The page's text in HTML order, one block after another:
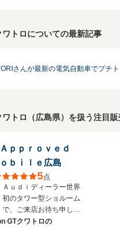
トロについての最新記事
さんが最新の電気自動車でプチ
トロ（広島県）を扱う注目販
ｐｐｒｏｖｅｄ
ｂｉｌｅ広島
5点
Ａｕｄｉディーラー世界
初のタワー型ショルーム
で、ご来店お待ち申し上
げております！
GTクワトロの